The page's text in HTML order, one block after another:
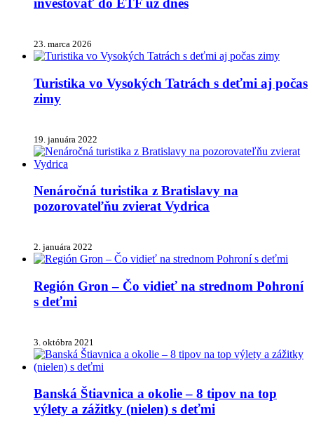
investovať do ETF už dnes
23. marca 2026
Turistika vo Vysokých Tatrách s deťmi aj počas
zimy
19. januára 2022
Nenáročná turistika z Bratislavy na
pozorovateľňu zvierat Vydrica
2. januára 2022
Región Gron – Čo vidieť na strednom Pohroní
s deťmi
3. októbra 2021
Banská Štiavnica a okolie – 8 tipov na top
výlety a zážitky (nielen) s deťmi